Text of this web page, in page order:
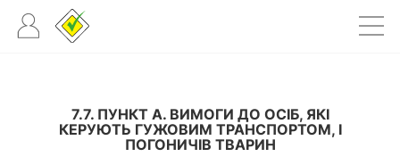
7.7. ПУНКТ А. ВИМОГИ ДО ОСІБ, ЯКІ
КЕРУЮТЬ ГУЖОВИМ ТРАНСПОРТОМ, І
ПОГОНИЧІВ ТВАРИН